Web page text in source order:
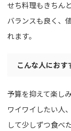
せち料理もきちん
バランスも良く、
れます。
こんな人におす
予算を抑えて楽し
ワイワイしたい人
して少しずつ食べ